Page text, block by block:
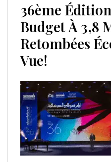
36ème
Budget À 3,8
Retombées
Vue!